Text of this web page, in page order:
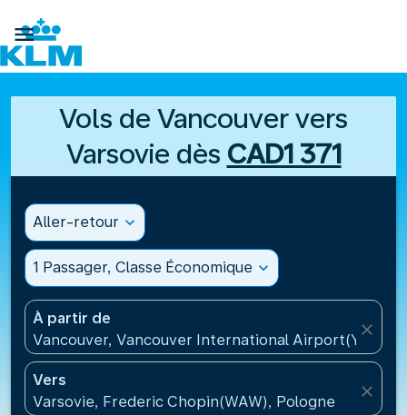

Vols de Vancouver vers
Varsovie dès CAD1 371
Aller-retour expand_more
1 Passager, Classe Économique expand_more
À partir de
Vancouver, Vancouver International Airport(YVR),
close
Vers
Varsovie, Frederic Chopin(WAW), Pologne
close